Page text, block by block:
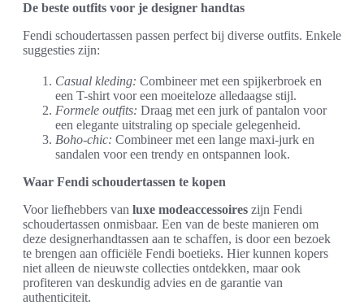
De beste outfits voor je designer handtas
Fendi schoudertassen passen perfect bij diverse outfits. Enkele
suggesties zijn:
Casual kleding: Combineer met een spijkerbroek en
een T-shirt voor een moeiteloze alledaagse stijl.
Formele outfits: Draag met een jurk of pantalon voor
een elegante uitstraling op speciale gelegenheid.
Boho-chic: Combineer met een lange maxi-jurk en
sandalen voor een trendy en ontspannen look.
Waar Fendi schoudertassen te kopen
Voor liefhebbers van luxe modeaccessoires zijn Fendi
schoudertassen onmisbaar. Een van de beste manieren om
deze designerhandtassen aan te schaffen, is door een bezoek
te brengen aan officiële Fendi boetieks. Hier kunnen kopers
niet alleen de nieuwste collecties ontdekken, maar ook
profiteren van deskundig advies en de garantie van
authenticiteit.